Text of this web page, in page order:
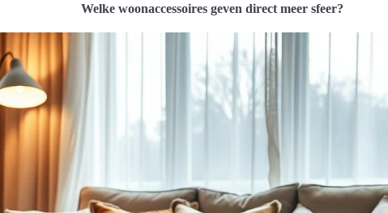
Welke woonaccessoires geven direct meer sfeer?